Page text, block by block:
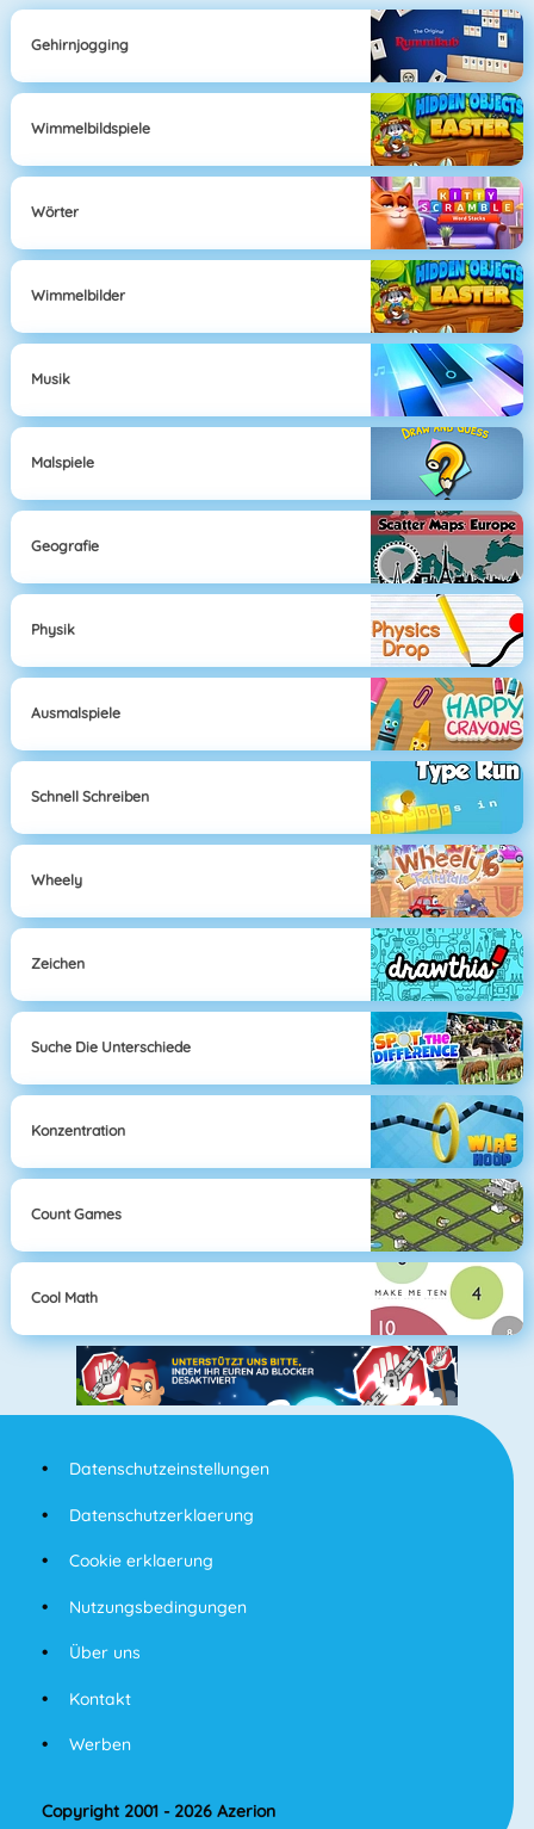
Gehirnjogging
Wimmelbildspiele
Wörter
Wimmelbilder
Musik
Malspiele
Geografie
Physik
Ausmalspiele
Schnell Schreiben
Wheely
Zeichen
Suche Die Unterschiede
Konzentration
Count Games
Cool Math
Datenschutzeinstellungen
Datenschutzerklaerung
Cookie erklaerung
Nutzungsbedingungen
Über uns
Kontakt
Werben
Copyright 2001 - 2026 Azerion